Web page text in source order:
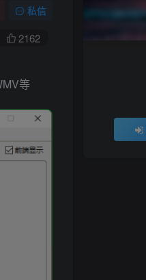
私信
2162
等